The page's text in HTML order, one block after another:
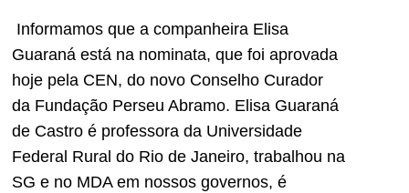
Informamos que a companheira Elisa
Guaraná está na nominata, que foi aprovada
hoje pela CEN, do novo Conselho Curador
da Fundação Perseu Abramo. Elisa Guaraná
de Castro é professora da Universidade
Federal Rural do Rio de Janeiro, trabalhou na
SG e no MDA em nossos governos, é